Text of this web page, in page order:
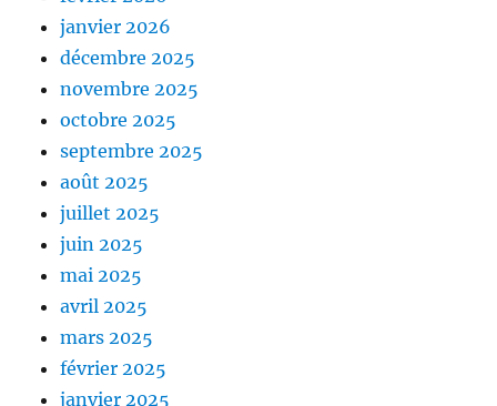
janvier 2026
décembre 2025
novembre 2025
octobre 2025
septembre 2025
août 2025
juillet 2025
juin 2025
mai 2025
avril 2025
mars 2025
février 2025
janvier 2025